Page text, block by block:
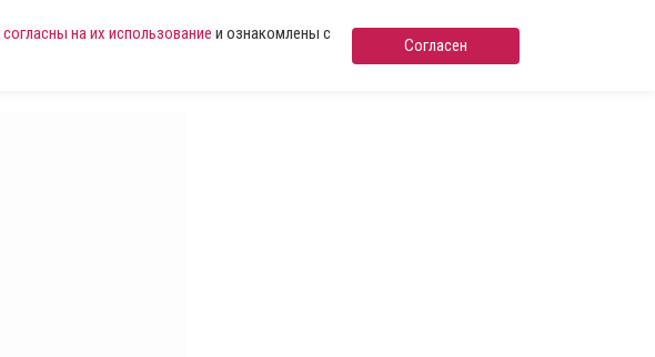
согласны на их использование и ознакомлены с
Согласен